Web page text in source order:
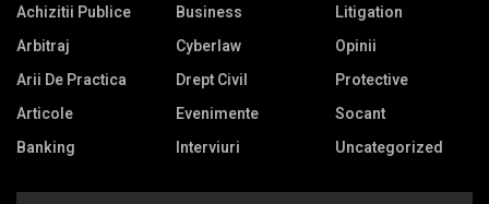
Achizitii Publice
Arbitraj
Arii De Practica
Articole
Banking
Business
Cyberlaw
Drept Civil
Evenimente
Interviuri
Litigation
Opinii
Protective
Socant
Uncategorized